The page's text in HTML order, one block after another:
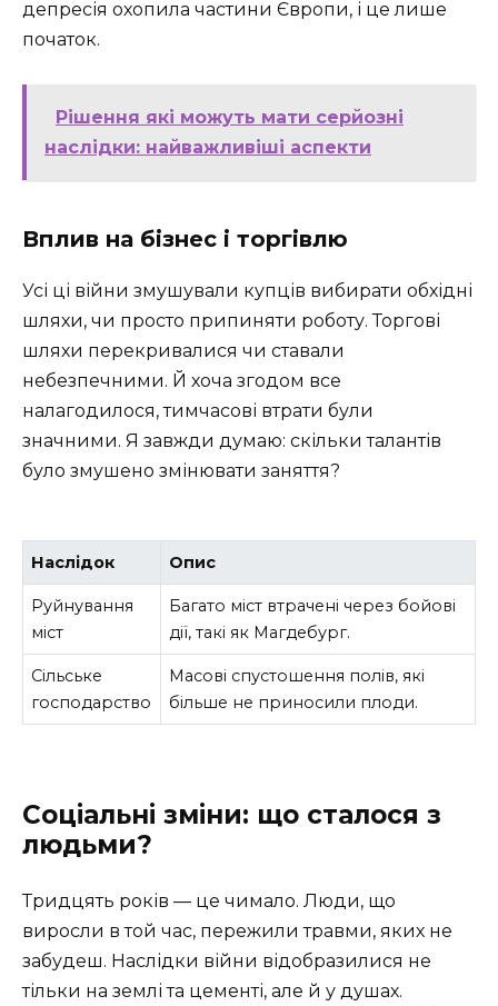
депресія охопила частини Європи, і це лише
початок.
Рішення які можуть мати серйозні
наслідки: найважливіші аспекти
Вплив на бізнес і торгівлю
Усі ці війни змушували купців вибирати обхідні
шляхи, чи просто припиняти роботу. Торгові
шляхи перекривалися чи ставали
небезпечними. Й хоча згодом все
налагодилося, тимчасові втрати були
значними. Я завжди думаю: скільки талантів
було змушено змінювати заняття?
Наслідок Опис
Руйнування
міст
Багато міст втрачені через бойові
дії, такі як Магдебург.
Сільське
господарство
Масові спустошення полів, які
більше не приносили плоди.
Соціальні зміни: що сталося з
людьми?
Тридцять років — це чимало. Люди, що
виросли в той час, пережили травми, яких не
забудеш. Наслідки війни відобразилися не
тільки на землі та цементі, але й у душах.